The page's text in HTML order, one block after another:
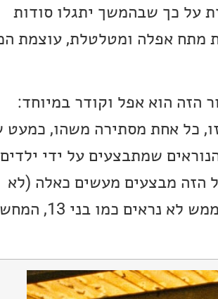
על כך שבהמשך יתגלו סודות
מתח אפלה ומטלטלת, עוצמת
הזה הוא אפל וקודר במיוחד:
כל אחת מסתירה משהו, כמעט
שמתבצעים על ידי ילדים
הזה מבצעים מעשים כאלה (לא
אתאר על מנת לא לספלייר). אפילו עם השחקנים ממש